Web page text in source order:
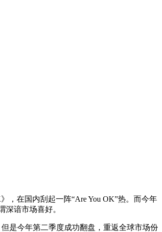
，在国内刮起一阵“Are You OK”热。而今年
谙市场喜好。
是今年第二季度成功翻盘，重返全球市场份